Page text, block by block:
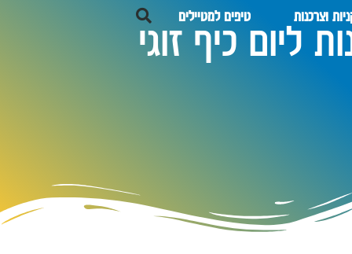
וצרכנות טיפים למטיילים
ליום כיף זוגי